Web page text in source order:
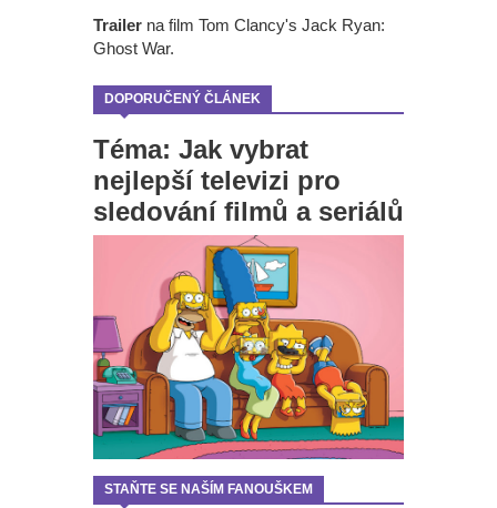
Trailer na film Tom Clancy's Jack Ryan:
Ghost War.
DOPORUČENÝ ČLÁNEK
Téma: Jak vybrat
nejlepší televizi pro
sledování filmů a seriálů
STAŇTE SE NAŠÍM FANOUŠKEM